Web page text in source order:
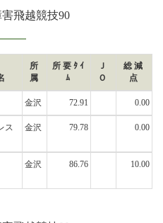
飛越競技90
所
属
所要ﾀｲ
ﾑ
Ｊ
Ｏ
総減
点
金沢 72.91 0.00
ス
金沢 79.78 0.00
金沢 86.76 10.00